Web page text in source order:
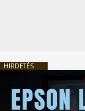
HIRDETÉS